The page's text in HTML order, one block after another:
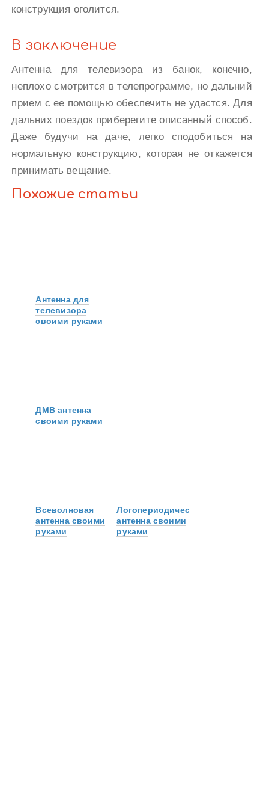
конструкция оголится.
В заключение
Антенна для телевизора из банок, конечно,
неплохо смотрится в телепрограмме, но дальний
прием с ее помощью обеспечить не удастся. Для
дальних поездок приберегите описанный способ.
Даже будучи на даче, легко сподобиться на
нормальную конструкцию, которая не откажется
принимать вещание.
Похожие статьи
Антенна для
телевизора
своими руками
ДМВ антенна
своими руками
Всеволновая
антенна своими
руками
Логопериодическая
антенна своими
руками